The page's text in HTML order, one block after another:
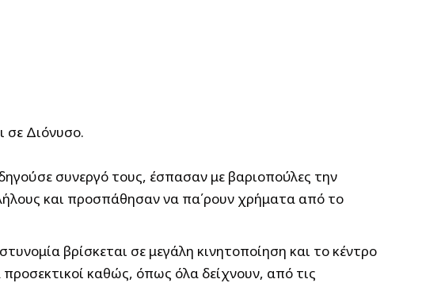
σε Διόνυσο.
συνεργό τους, έσπασαν με βαριοπούλες την
και προσπάθησαν να πα΄ρουν χρήματα από το
βρίσκεται σε μεγάλη κινητοποίηση και το κέντρο
καθώς, όπως όλα δείχνουν, από τις